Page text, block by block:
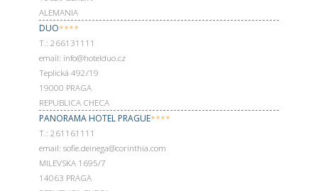
ALEMANIA
DUO****
Т.: 266131111
email: info@hotelduo.cz
Teplická 492/19
19000 PRAGA
REPUBLICA CHECA
PANORAMA HOTEL PRAGUE****
Т.: 261161111
email: sofie.deinega@corinthia.com
MILEVSKA 1695/7
14063 PRAGA